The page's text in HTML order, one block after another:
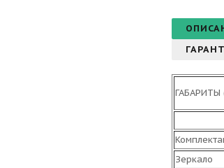
ГАБАРИТЫ
Зеркало